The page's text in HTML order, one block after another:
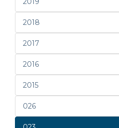
2018
2017
2016
2015
026